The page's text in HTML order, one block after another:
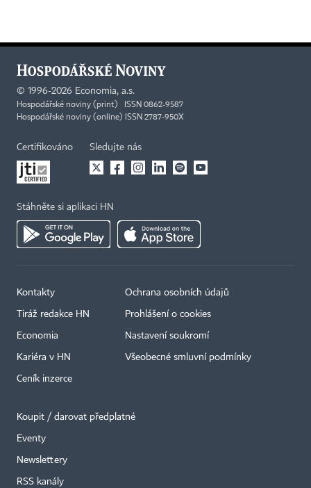
© 1996-2026 Economia, a.s.
Hospodářské noviny (print) ISSN 0862-9587
Hospodářské noviny (online) ISSN 2787-950X
Certifikováno Sledujte nás
Stáhněte si aplikaci HN
Kontakty
Tiráž redakce HN
Economia
Kariéra v HN
Ceník inzerce
Ochrana osobních údajů
Prohlášení o cookies
Nastavení soukromí
Všeobecné smluvní podmínky
Koupit / darovat předplatné
Eventy
Newslettery
RSS kanály